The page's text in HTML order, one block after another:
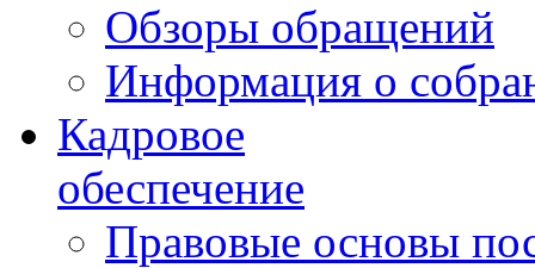
Обзоры обращений
Информация о
Кадровое
обеспечение
Правовые основы